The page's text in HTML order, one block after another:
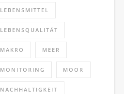
LEBENSMITTEL
LEBENSQUALITÄT
MAKRO MEER
MONITORING MOOR
NACHHALTIGKEIT